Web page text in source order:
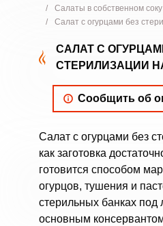
/
Салаты в собственном
/
Салат с огурцами без
САЛАТ С
СТЕРИЛИЗАЦИИ
Сообщить об
Салат с огурцами без
как заготовка
готовится способом
огурцов, тушения и
стерильных банках
основным